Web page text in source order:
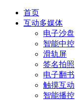
首页
互动多媒体
电子沙盘
智能中控
滑轨屏
签名拍照
电子翻书
触摸互动
智能播控